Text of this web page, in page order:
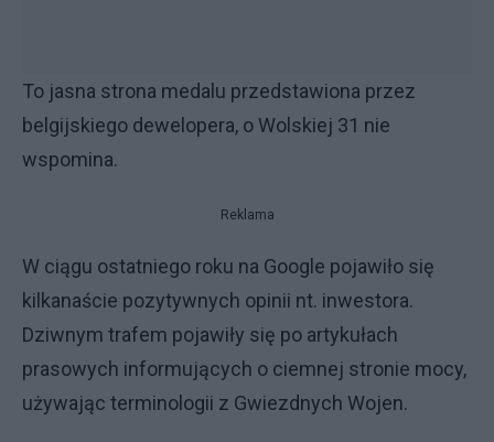
To jasna strona medalu przedstawiona przez
belgijskiego dewelopera, o Wolskiej 31 nie
wspomina.
Reklama
W ciągu ostatniego roku na Google pojawiło się
kilkanaście pozytywnych opinii nt. inwestora.
Dziwnym trafem pojawiły się po artykułach
prasowych informujących o ciemnej stronie mocy,
używając terminologii z Gwiezdnych Wojen.